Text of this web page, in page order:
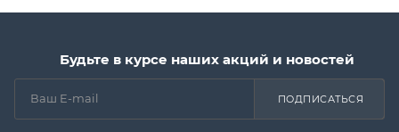
Будьте в курсе наших акций и новостей
ПОДПИСАТЬСЯ